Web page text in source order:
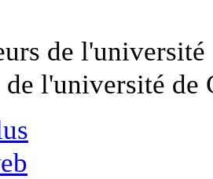
de
de l'université